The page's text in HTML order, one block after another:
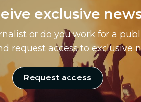
exclusive
or do you work for a
request access to exclusive
Request access